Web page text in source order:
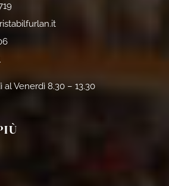
al Venerdì 8.30 – 13.30